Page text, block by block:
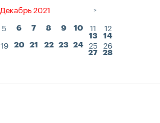
Декабрь 2021 >
5 6 7 8 9 10 11 12
13
14
19 20 21 22 23 24 25 26
27
28